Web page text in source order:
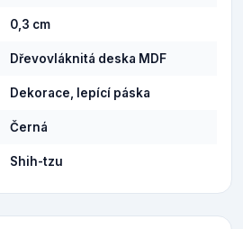
0,3 cm
Dřevovláknitá deska MDF
Dekorace, lepící páska
Černá
Shih-tzu